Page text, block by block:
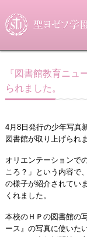
『図書館教育ニュ
られました。
4月8日発行の少年写真
図書館が取り上げられ
オリエンテーションで
ころ？」という内容で
の様子が紹介されてい
くれました。
本校のＨＰの図書館の
ース』の写真に使いた